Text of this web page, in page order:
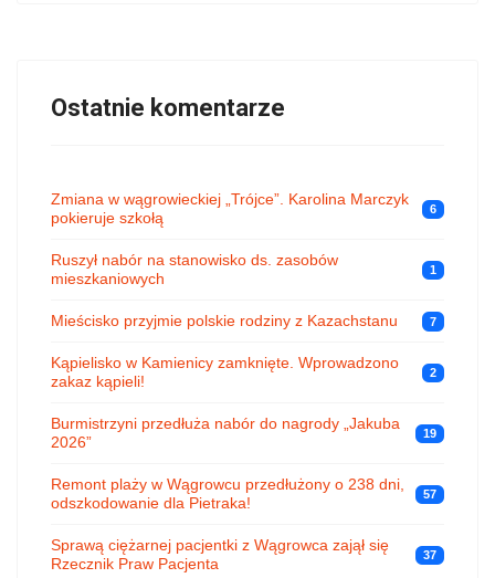
Ostatnie komentarze
Zmiana w wągrowieckiej „Trójce”. Karolina Marczyk
pokieruje szkołą
6
Ruszył nabór na stanowisko ds. zasobów
mieszkaniowych
1
Mieścisko przyjmie polskie rodziny z Kazachstanu 7
Kąpielisko w Kamienicy zamknięte. Wprowadzono
zakaz kąpieli!
2
Burmistrzyni przedłuża nabór do nagrody „Jakuba
2026”
19
Remont plaży w Wągrowcu przedłużony o 238 dni,
odszkodowanie dla Pietraka!
57
Sprawą ciężarnej pacjentki z Wągrowca zajął się
Rzecznik Praw Pacjenta
37